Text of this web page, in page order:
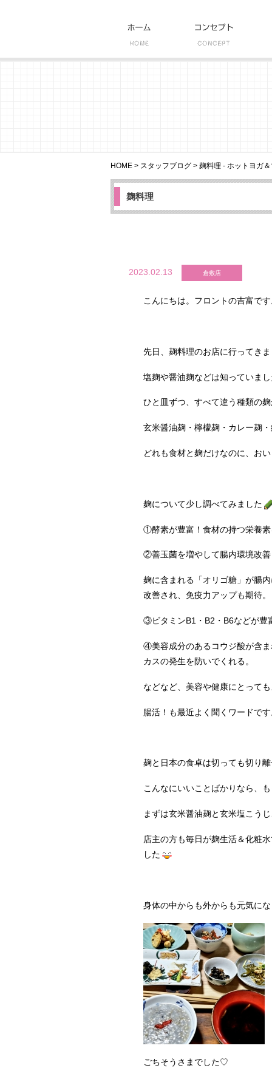
HOME > スタッフブログ > 麹料理 - ホットヨガ
麹料理
2023.02.13 倉敷店
こんにちは。フロントの吉富で
先日、麹料理のお店に行ってき
塩麹や醤油麹などは知っていま
ひと皿ずつ、すべて違う種類の
玄米醤油麹・檸檬麹・カレー麹
どれも食材と麹だけなのに、お
麹について少し調べてみました
①酵素が豊富！食材の持つ栄養
②善玉菌を増やして腸内環境改
麹に含まれる「オリゴ糖」が腸
改善され、免疫力アップも期待。
③ビタミンB1・B2・B6などが豊
④美容成分のあるコウジ酸が含
カスの発生を防いでくれる。
などなど、美容や健康にとって
腸活！も最近よく聞くワードで
麹と日本の食卓は切っても切り
こんなにいいことばかりなら、
まずは玄米醤油麹と玄米塩こう
店主の方も毎日が麹生活＆化粧
した
身体の中からも外からも元気に
ごちそうさまでした♡